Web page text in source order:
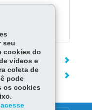
seu
cookies do
vídeos e
coleta de
pode
os cookies